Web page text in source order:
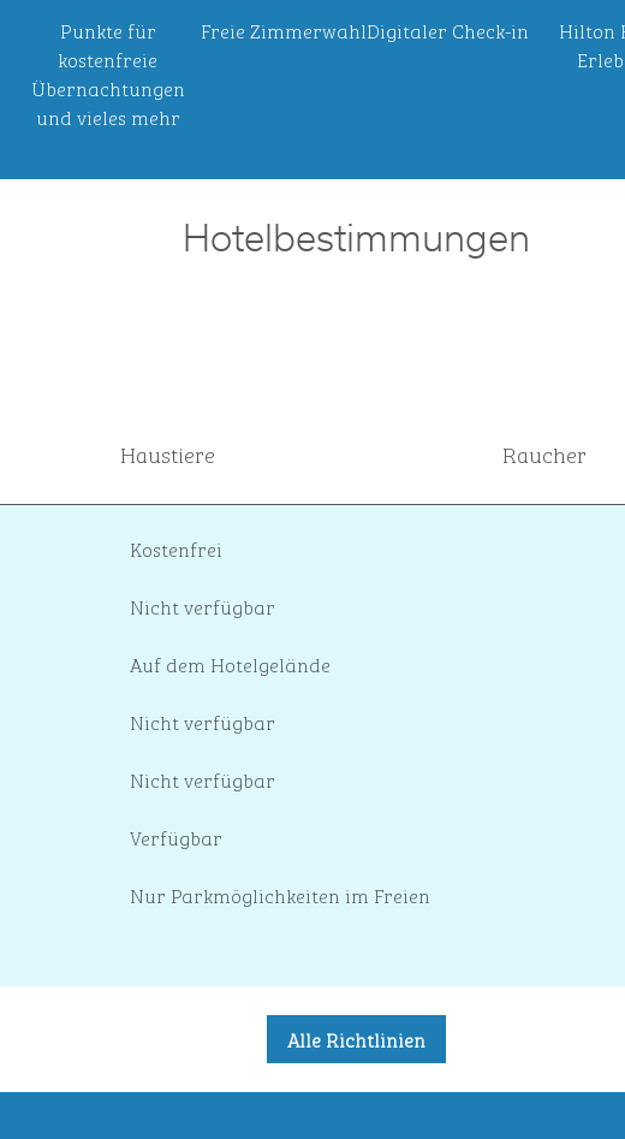
Punkte für
kostenfreie
Übernachtungen
und vieles mehr
Freie ZimmerwahlDigitaler Check-in
Hilton
Hotelbestimmungen
Haustiere Raucher
Kostenfrei
Nicht verfügbar
Auf dem Hotelgelände
Nicht verfügbar
Nicht verfügbar
Verfügbar
Nur Parkmöglichkeiten im Freien
Alle Richtlinien